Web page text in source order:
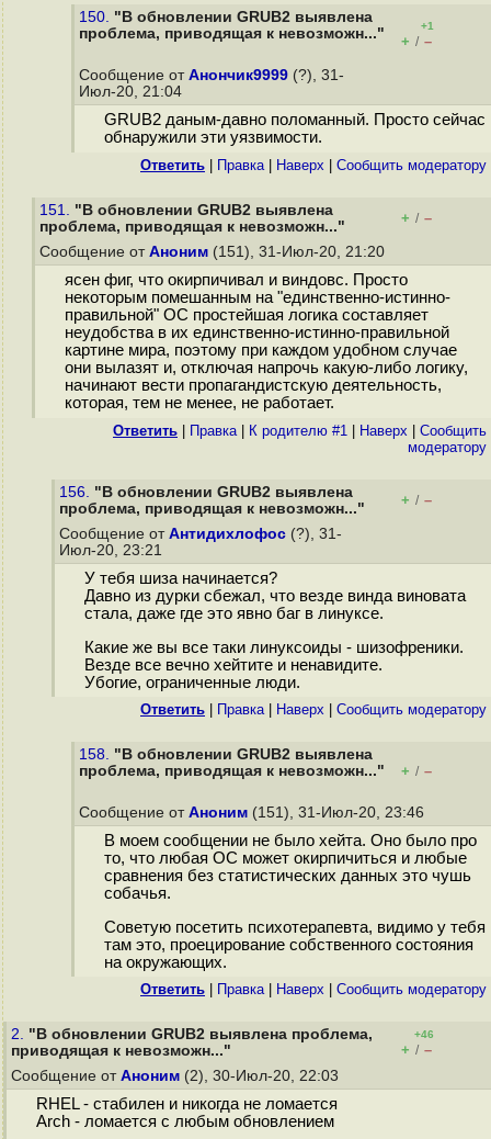
150. "В обновлении GRUB2 выявлена
проблема, приводящая к невозможн..."
+1
+ / –
Сообщение от Анончик9999 (?), 31-
Июл-20, 21:04
GRUB2 даным-давно поломанный. Просто сейчас
обнаружили эти уязвимости.
Ответить Правка| Наверх Cообщить модератору
151. "В обновлении GRUB2 выявлена
проблема, приводящая к невозможн..."
+ / –
Сообщение от Аноним (151), 31-Июл-20, 21:20
ясен фиг, что окирпичивал и виндовс. Просто
некоторым помешанным на "единственно-истинно-
правильной" ОС простейшая логика составляет
неудобства в их единственно-истинно-правильной
картине мира, поэтому при каждом удобном случае
они вылазят и, отключая напрочь какую-либо логику,
начинают вести пропагандистскую деятельность,
которая, тем не менее, не работает.
Ответить Правка| К родителю #1 Наверх
Cообщить
модератору
156. "В обновлении GRUB2 выявлена
проблема, приводящая к невозможн..."
+ / –
Сообщение от Антидихлофос (?), 31-
Июл-20, 23:21
У тебя шиза начинается?
Давно из дурки сбежал, что везде винда виновата
стала, даже где это явно баг в линуксе.
Какие же вы все таки линуксоиды - шизофреники.
Везде все вечно хейтите и ненавидите.
Убогие, ограниченные люди.
Ответить Правка| Наверх Cообщить модератору
158. "В обновлении GRUB2 выявлена
проблема, приводящая к невозможн..."
+ / –
Сообщение от Аноним (151), 31-Июл-20, 23:46
В моем сообщении не было хейта. Оно было про
то, что любая ОС может окирпичиться и любые
сравнения без статистических данных это чушь
собачья.
Советую посетить психотерапевта, видимо у тебя
там это, проецирование собственного состояния
на окружающих.
Ответить Правка| Наверх Cообщить модератору
2. "В обновлении GRUB2 выявлена проблема,
приводящая к невозможн..."
+46
+ / –
Сообщение от Аноним (2), 30-Июл-20, 22:03
RHEL - стабилен и никогда не ломается
Arch - ломается с любым обновлением